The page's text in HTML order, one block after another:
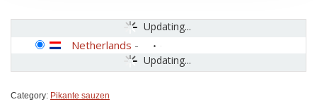
Updating...
Updating...
Netherlands -
Category: Pikante sauzen